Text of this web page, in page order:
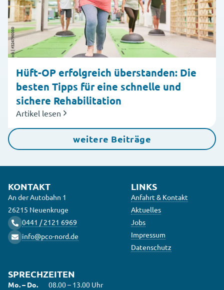
Hüft-OP erfolgreich überstanden: Die
besten Tipps für eine schnelle und
sichere Rehabilitation
Artikel lesen
weitere Beiträge
KONTAKT
An der Autobahn 1
26215 Neuenkruge
0441 / 2121 6969
info@pco-nord.de
SPRECHZEITEN
Mo. – Do.
08.00 – 13.00 Uhr
LINKS
Anfahrt & Kontakt
Aktuelles
Jobs
Impressum
Datenschutz